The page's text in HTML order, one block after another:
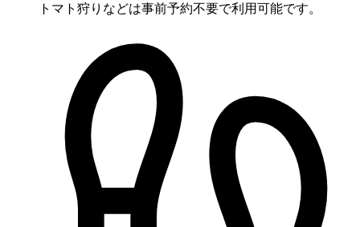
トマト狩りなどは事前予約不要で利用可能です。